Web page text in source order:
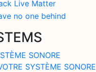
SONORE
SYSTÈME SONORE